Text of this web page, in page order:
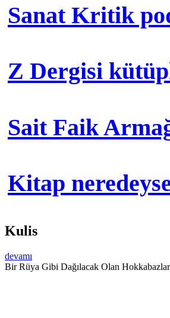
Sanat Kritik
Z Dergisi
Sait Faik
Kitap
Kulis
devamı
Bir Rüya Gibi Dağılacak Olan Hokkabazlar